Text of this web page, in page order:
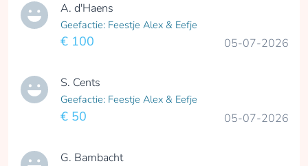
A. d'Haens
Geefactie: Feestje Alex & Eefje
€ 100 05-07-2026
S. Cents
Geefactie: Feestje Alex & Eefje
€ 50 05-07-2026
G. Bambacht